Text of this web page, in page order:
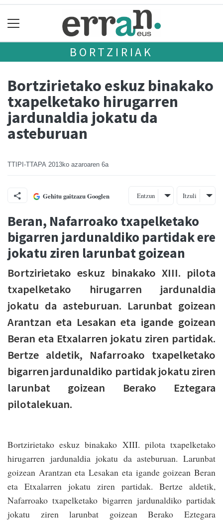
BORTZIRIAK
Bortzirietako eskuz binakako
txapelketako hirugarren
jardunaldia jokatu da
asteburuan
TTIPI-TTAPA 2013ko azaroaren 6a
Gehitu gaitzazu Googlen Entzun Itzuli
Beran, Nafarroako txapelketako
bigarren jardunaldiko partidak ere
jokatu ziren larunbat goizean
Bortzirietako eskuz binakako XIII. pilota
txapelketako hirugarren jardunaldia
jokatu da asteburuan. Larunbat goizean
Arantzan eta Lesakan eta igande goizean
Beran eta Etxalarren jokatu ziren partidak.
Bertze aldetik, Nafarroako txapelketako
bigarren jardunaldiko partidak jokatu ziren
larunbat goizean Berako Eztegara
pilotalekuan.
Bortzirietako eskuz binakako XIII. pilota txapelketako
hirugarren jardunaldia jokatu da asteburuan. Larunbat
goizean Arantzan eta Lesakan eta igande goizean Beran
eta Etxalarren jokatu ziren partidak. Bertze aldetik,
Nafarroako txapelketako bigarren jardunaldiko partidak
jokatu ziren larunbat goizean Berako Eztegara